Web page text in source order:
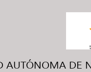
AUTÓNOMA DE